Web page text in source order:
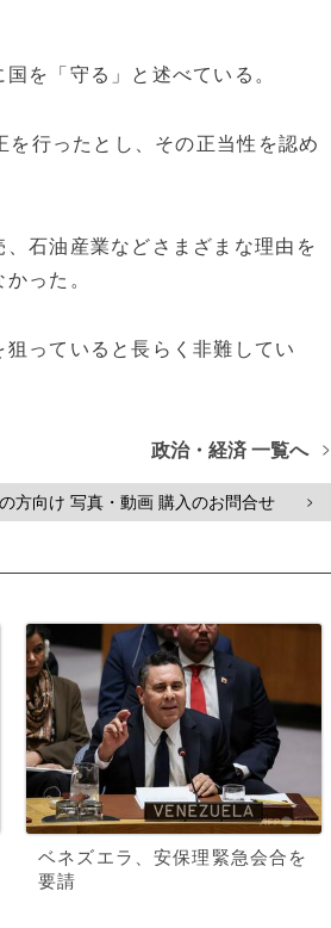
を「守る」と述べている。
行ったとし、その正当性を認め
石油産業などさまざまな理由を
った。
っていると長らく非難してい
政治・経済 一覧へ >
方向け 写真・動画 購入のお問合せ >
ベネズエラ、安保理緊急会合を
要請